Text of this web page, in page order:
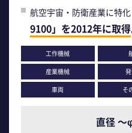
航空宇宙・防衛産業に特
9100」を2012年に取得
工作機械
産業機械
車両
そ
直径